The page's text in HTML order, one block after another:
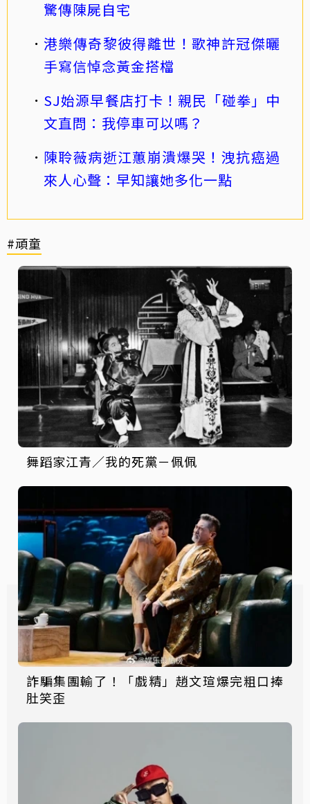
驚傳陳屍自宅
港樂傳奇黎彼得離世！歌神許冠傑曬
手寫信悼念黃金搭檔
SJ始源早餐店打卡！親民「碰拳」中
文直問：我停車可以嗎？
陳聆薇病逝江蕙崩潰爆哭！洩抗癌過
來人心聲：早知讓她多化一點
#頑童
舞蹈家江青／我的死黨－佩佩
詐騙集團輸了！「戲精」趙文瑄爆完粗口捧
肚笑歪